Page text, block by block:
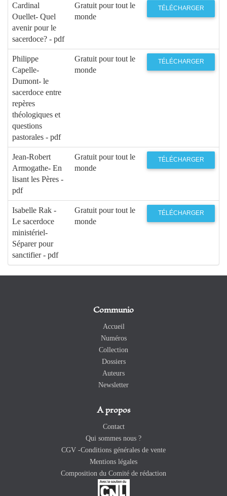
Cardinal
Ouellet- Quel
avenir pour le
sacerdoce? - pdf
Gratuit pour tout le
monde
TÉLÉCHARGER
Philippe
Capelle-
Dumont- le
sacerdoce entre
repères
théologiques et
questions
pastorales - pdf
Gratuit pour tout le
monde
TÉLÉCHARGER
Jean-Robert
Armogathe- En
lisant les Pères -
pdf
Gratuit pour tout le
monde
TÉLÉCHARGER
Isabelle Rak -
Le sacerdoce
ministériel-
Séparer pour
sanctifier - pdf
Gratuit pour tout le
monde
TÉLÉCHARGER
Communio
Accueil
Numéros
Collection
Dossiers
Auteurs
Newsletter
A propos
Contact
Qui sommes nous ?
CGV -Conditions générales de vente
Mentions légales
Composition du Comité de rédaction